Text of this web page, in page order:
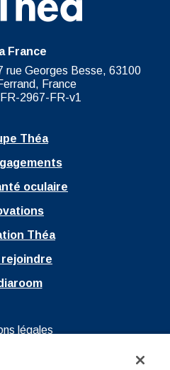
France
rue Georges Besse, 63100
France
2967-FR-v1
Théa
oculaire
Théa
rejoindre
un nouvel onglet
légales